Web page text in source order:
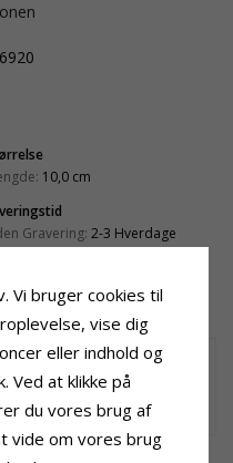
10,0 cm
Gravering: 2-3 Hverdage
mærke: Nordahl
- Bestilles nedenfor.
bruger cookies til
vise dig
eller indhold og
Ved at klikke på
du vores brug af
vide om vores brug